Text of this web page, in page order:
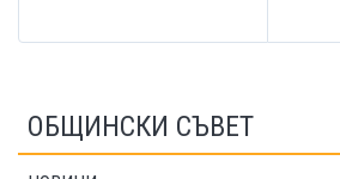
ОБЩИНСКИ СЪВЕТ